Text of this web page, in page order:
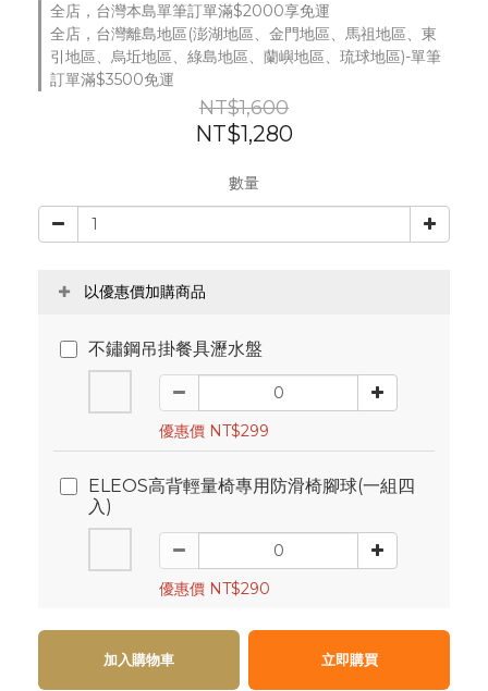
全店，台灣本島單筆訂單滿$2000享免運
全店，台灣離島地區(澎湖地區、金門地區、馬祖地區、東
引地區、烏坵地區、綠島地區、蘭嶼地區、琉球地區)-單筆
訂單滿$3500免運
NT$1,600
NT$1,280
數量
以優惠價加購商品
不鏽鋼吊掛餐具瀝水盤
優惠價 NT$299
ELEOS高背輕量椅專用防滑椅腳球(一組四
入)
優惠價 NT$290
加入購物車 立即購買